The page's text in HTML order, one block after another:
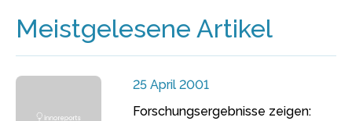
Meistgelesene Artikel
25 April 2001
Forschungsergebnisse zeigen: